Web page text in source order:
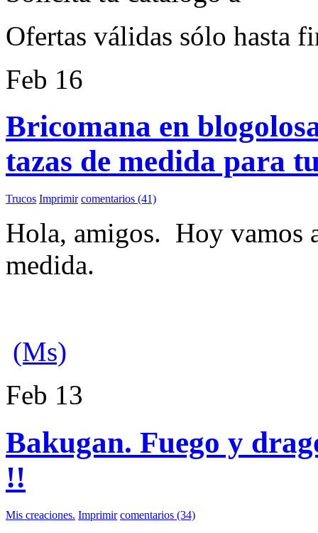
Ofertas válidas sólo hasta
Feb 16
Bricomana en
tazas de medida para
Trucos Imprimir comentarios (41)
Hola, amigos. Hoy vamos
medida.
(Ms)
Feb 13
Bakugan. Fuego y
!!
Mis creaciones. Imprimir comentarios (34)